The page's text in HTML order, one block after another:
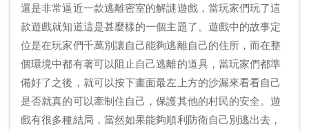
還是非常逼近一款逃離密室的解謎遊戲，當玩家們玩了這
款遊戲就知道這是甚麼樣的一個主題了。遊戲中的故事定
位是在玩家們千萬別讓自己能夠逃離自己的住所，而在整
個環境中都有著可以阻止自己逃離的道具，當玩家們都準
備好了之後，就可以按下畫面最左上方的沙漏來看看自己
是否就真的可以牽制住自己，保護其他的村民的安全。遊
戲有很多種結局，當然如果能夠順利防衛自己別逃出去，